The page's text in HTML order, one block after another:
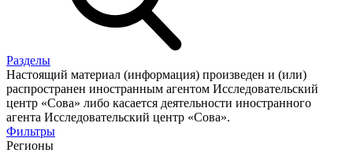
Разделы
Настоящий материал (информация) произведен и (или)
распространен иностранным агентом Исследовательский
центр «Сова» либо касается деятельности иностранного
агента Исследовательский центр «Сова».
Фильтры
Регионы